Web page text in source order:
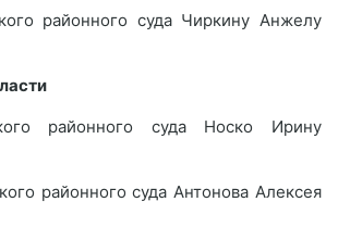
районного суда Чиркину Анжелу
районного суда Носко Ирину
районного суда Антонова Алексея